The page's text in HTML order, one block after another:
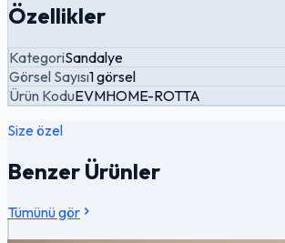
Özellikler
KategoriSandalye
Görsel Sayısı1 görsel
Ürün KoduEVMHOME-ROTTA
Size özel
Benzer Ürünler
Tümünü gör